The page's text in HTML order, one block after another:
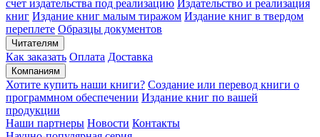
счет издательства под реализацию Издательство и реализация
книг Издание книг малым тиражом Издание книг в твердом
переплете Образцы документов
Читателям
Как заказать Оплата Доставка
Компаниям
Хотите купить наши книги? Создание или перевод книги о
программном обеспечении Издание книг по вашей
продукции
Наши партнеры Новости Контакты